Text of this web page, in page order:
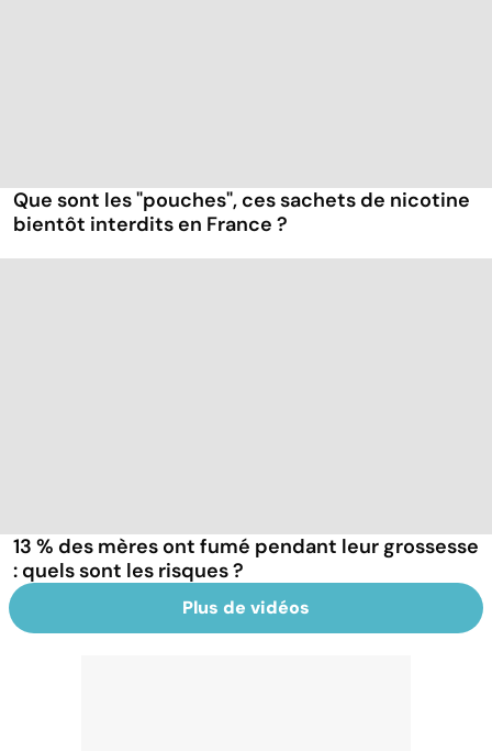
Que sont les "pouches", ces sachets de nicotine
bientôt interdits en France ?
13 % des mères ont fumé pendant leur grossesse
: quels sont les risques ?
Plus de vidéos